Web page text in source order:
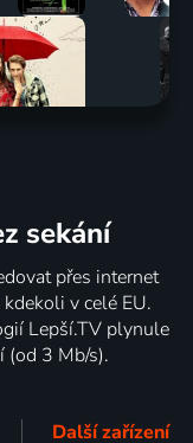
sekání
přes internet
v celé EU.
Lepší.TV plynule
(od 3 Mb/s).
Další zařízení